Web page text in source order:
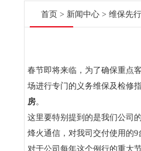
首页 > 新闻中心 > 维保先
春节即将来临，为了确保重点
场进行专门的义务维保及检修
房。
这里要特别提到的是我们公司
烽火通信，对我司交付使用的9
对于公司每年这个例行的重大